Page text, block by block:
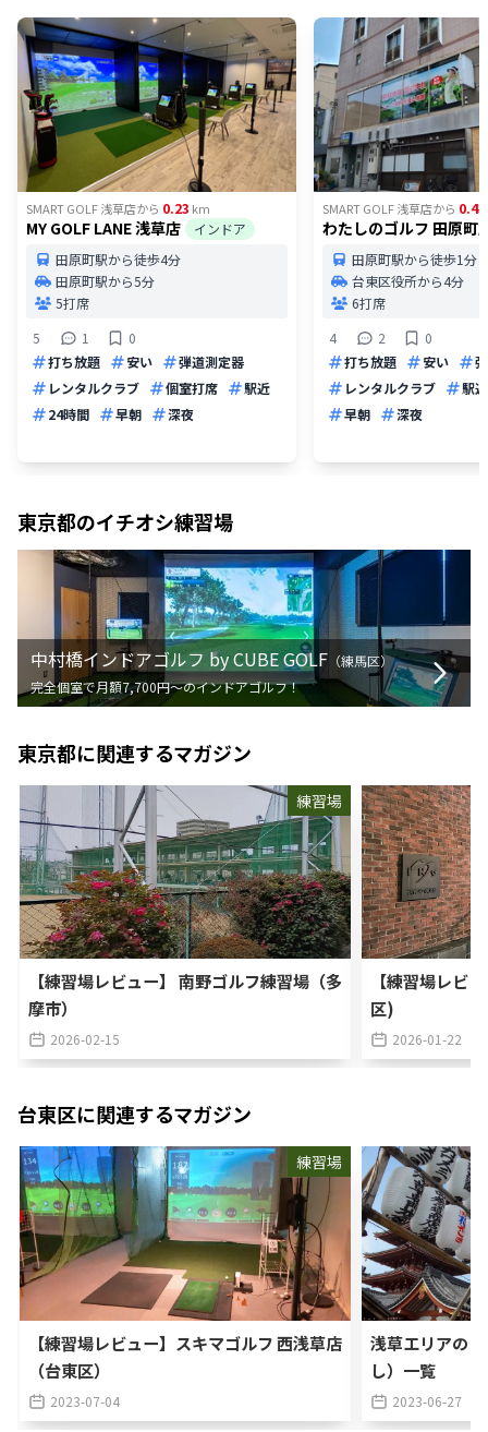
SMART GOLF 浅草店から 0.23 km
MY GOLF LANE 浅草店
インドア
田原町駅から徒歩4分
田原町駅から5分
5打席
5
1
0
打ち放題
安い
弾道測定器
レンタルクラブ
個室打席
駅近
24時間
早朝 深夜
SMART GOLF 浅草店から 0.43
わたしのゴルフ 田原町
田原町駅から徒歩1分
台東区役所から4分
6打席
4
2
0
打ち放題
安い
レンタルクラブ
駅近
早朝
深夜
東京都のイチオシ練習場
中村橋インドアゴルフ by CUBE GOLF （練馬区）
完全個室で月額7,700円〜のインドアゴルフ！
東京都に関連するマガジン
練習場
【練習場レビュー】 南野ゴルフ練習場（多
摩市）
2026-02-15
【練習場レビ
区)
2026-01-22
台東区に関連するマガジン
練習場
【練習場レビュー】スキマゴルフ 西浅草店
（台東区）
2023-07-04
浅草エリアの
し）一覧
2023-06-27